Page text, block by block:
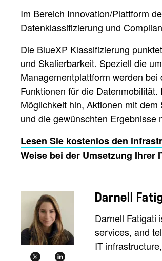
Im Bereich Innovation/Plattform
Datenklassifizierung und
Die BlueXP Klassifizierung
und Skalierbarkeit. Speziell die
Managementplattform werden
Funktionen für die
Möglichkeit hin, Aktionen mit
und die gewünschten Ergebnisse
Lesen Sie kostenlos den
Weise bei der Umsetzung Ihrer
Darnell
Darnell Fatigati
services, and
IT